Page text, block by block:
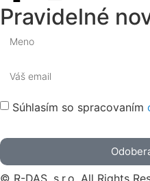
Pravidelné
Súhlasím so spracovaním
© R-DAS, s.r.o. All Rights